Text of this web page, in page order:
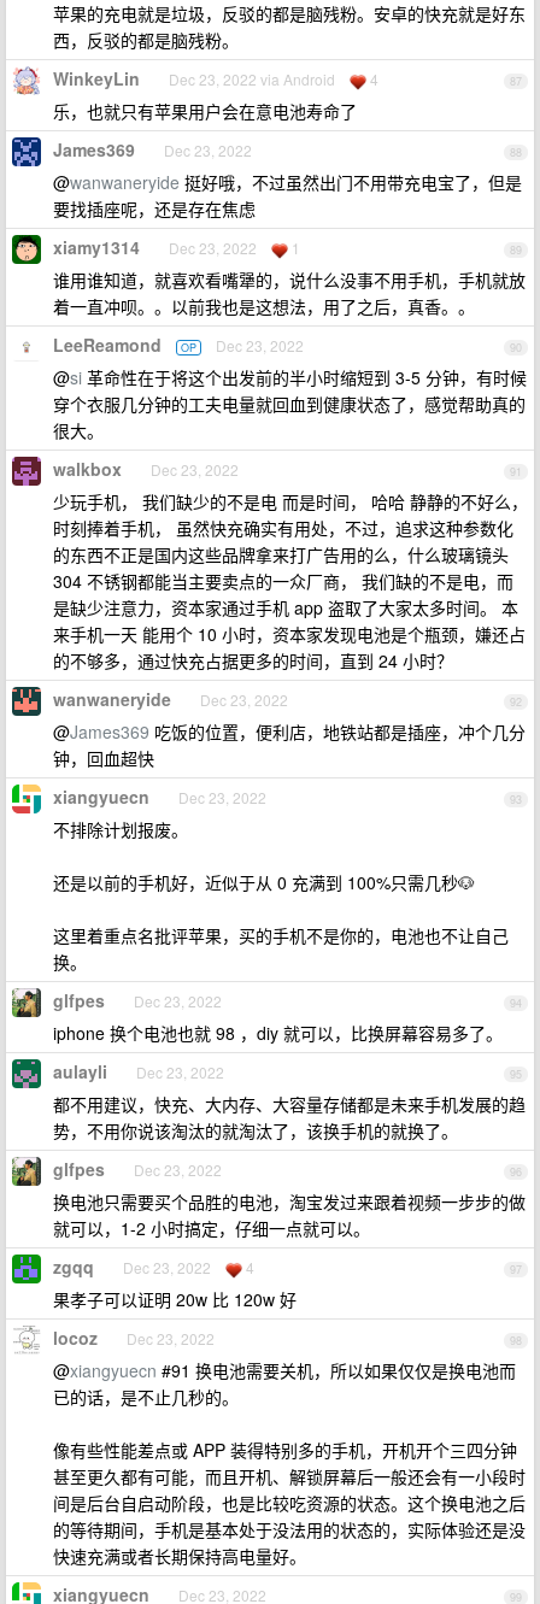
苹果的充电就是垃圾，反驳的都是脑残粉。安卓的快充就是好东
西，反驳的都是脑残粉。
87
WinkeyLin Dec 23, 2022 via Android 4
乐，也就只有苹果用户会在意电池寿命了
88
James369 Dec 23, 2022
@wanwaneryide 挺好哦，不过虽然出门不用带充电宝了，但是
要找插座呢，还是存在焦虑
89
xiamy1314 Dec 23, 2022 1
谁用谁知道，就喜欢看嘴犟的，说什么没事不用手机，手机就放
着一直冲呗。。以前我也是这想法，用了之后，真香。。
90
LeeReamond OP Dec 23, 2022
@si 革命性在于将这个出发前的半小时缩短到 3-5 分钟，有时候
穿个衣服几分钟的工夫电量就回血到健康状态了，感觉帮助真的
很大。
91
walkbox Dec 23, 2022
少玩手机， 我们缺少的不是电 而是时间， 哈哈 静静的不好么，
时刻捧着手机， 虽然快充确实有用处，不过，追求这种参数化
的东西不正是国内这些品牌拿来打广告用的么，什么玻璃镜头
304 不锈钢都能当主要卖点的一众厂商， 我们缺的不是电，而
是缺少注意力，资本家通过手机 app 盗取了大家太多时间。 本
来手机一天 能用个 10 小时，资本家发现电池是个瓶颈，嫌还占
的不够多，通过快充占据更多的时间，直到 24 小时？
92
wanwaneryide Dec 23, 2022
@James369 吃饭的位置，便利店，地铁站都是插座，冲个几分
钟，回血超快
93
xiangyuecn Dec 23, 2022
不排除计划报废。
还是以前的手机好，近似于从 0 充满到 100%只需几秒🐶
这里着重点名批评苹果，买的手机不是你的，电池也不让自己
换。
94
glfpes Dec 23, 2022
iphone 换个电池也就 98 ，diy 就可以，比换屏幕容易多了。
95
aulayli Dec 23, 2022
都不用建议，快充、大内存、大容量存储都是未来手机发展的趋
势，不用你说该淘汰的就淘汰了，该换手机的就换了。
96
glfpes Dec 23, 2022
换电池只需要买个品胜的电池，淘宝发过来跟着视频一步步的做
就可以，1-2 小时搞定，仔细一点就可以。
97
zgqq Dec 23, 2022 4
果孝子可以证明 20w 比 120w 好
98
locoz Dec 23, 2022
@xiangyuecn #91 换电池需要关机，所以如果仅仅是换电池而
已的话，是不止几秒的。
像有些性能差点或 APP 装得特别多的手机，开机开个三四分钟
甚至更久都有可能，而且开机、解锁屏幕后一般还会有一小段时
间是后台自启动阶段，也是比较吃资源的状态。这个换电池之后
的等待期间，手机是基本处于没法用的状态的，实际体验还是没
快速充满或者长期保持高电量好。
99
xiangyuecn Dec 23, 2022